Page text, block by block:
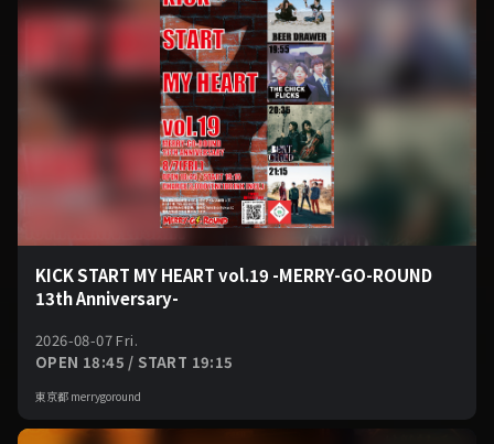
KICK START MY HEART vol.19 -MERRY-GO-ROUND
13th Anniversary-
2026-08-07 Fri.
OPEN 18:45 / START 19:15
東京都 merrygoround